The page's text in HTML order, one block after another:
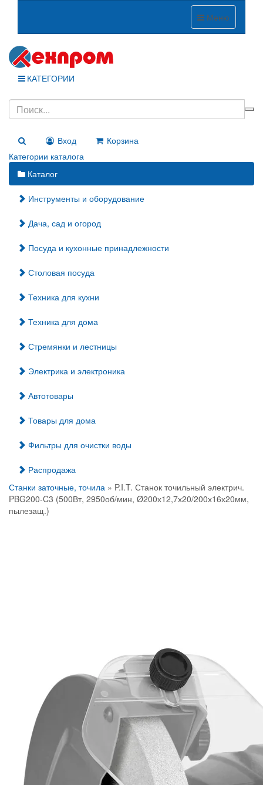
Меню
КАТЕГОРИИ
Вход
Корзина
Категории каталога
Каталог
Инструменты и оборудование
Дача, сад и огород
Посуда и кухонные принадлежности
Столовая посуда
Техника для кухни
Техника для дома
Стремянки и лестницы
Электрика и электроника
Автотовары
Товары для дома
Фильтры для очистки воды
Распродажа
Станки заточные, точила » P.I.T. Станок точильный электрич.
PBG200-C3 (500Вт, 2950об/мин, Ø200х12,7х20/200х16х20мм,
пылезащ.)